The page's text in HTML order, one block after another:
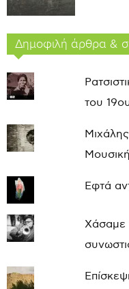
Δημοφιλή άρθρα &
του
Εφτά
Χάσαμε